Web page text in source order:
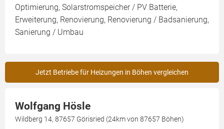
Optimierung, Solarstromspeicher / PV Batterie,
Erweiterung, Renovierung, Renovierung / Badsanierung,
Sanierung / Umbau
Jetzt Betriebe für Heizungen in Böhen vergleichen
Wolfgang Hösle
Wildberg 14, 87657 Görisried (24km von 87657 Böhen)